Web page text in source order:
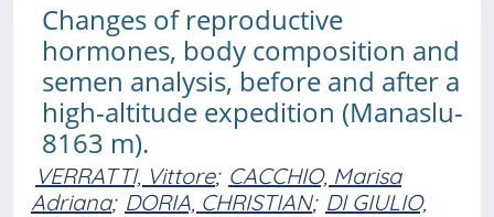
Changes of reproductive
hormones, body composition and
semen analysis, before and after a
high-altitude expedition (Manaslu-
8163 m).
VERRATTI, Vittore; CACCHIO, Marisa
Adriana; DORIA, CHRISTIAN; DI GIULIO,